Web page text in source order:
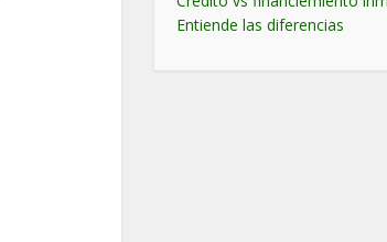
Entiende las diferencias